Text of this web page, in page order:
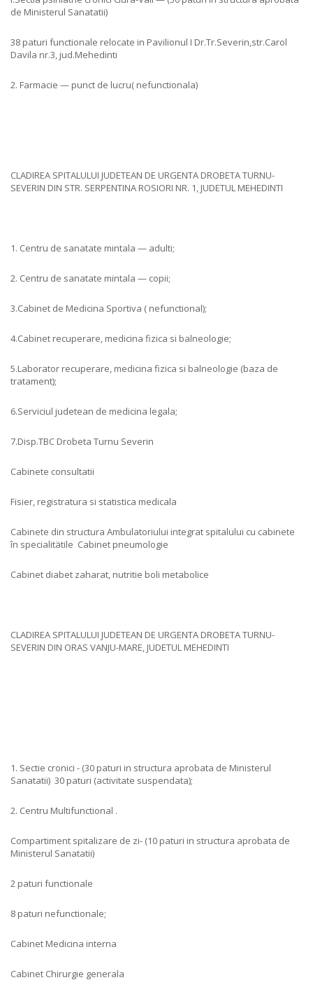
de Ministerul Sanatatii)
38 paturi functionale relocate in Pavilionul I Dr.Tr.Severin,str.Carol
Davila nr.3, jud.Mehedinti
2. Farmacie — punct de lucru( nefunctionala)
CLADIREA SPITALULUI JUDETEAN DE URGENTA DROBETA TURNU-
SEVERIN DIN STR. SERPENTINA ROSIORI NR. 1, JUDETUL MEHEDINTI
1. Centru de sanatate mintala — adulti;
2. Centru de sanatate mintala — copii;
3.Cabinet de Medicina Sportiva ( nefunctional);
4.Cabinet recuperare, medicina fizica si balneologie;
5.Laborator recuperare, medicina fizica si balneologie (baza de
tratament);
6.Serviciul judetean de medicina legala;
7.Disp.TBC Drobeta Turnu Severin
Cabinete consultatii
Fisier, registratura si statistica medicala
Cabinete din structura Ambulatoriului integrat spitalului cu cabinete
în specialitätile Cabinet pneumologie
Cabinet diabet zaharat, nutritie boli metabolice
CLADIREA SPITALULUI JUDETEAN DE URGENTA DROBETA TURNU-
SEVERIN DIN ORAS VANJU-MARE, JUDETUL MEHEDINTI
1. Sectie cronici - (30 paturi in structura aprobata de Ministerul
Sanatatii) 30 paturi (activitate suspendata);
2. Centru Multifunctional .
Compartiment spitalizare de zi- (10 paturi in structura aprobata de
Ministerul Sanatatii)
2 paturi functionale
8 paturi nefunctionale;
Cabinet Medicina interna
Cabinet Chirurgie generala